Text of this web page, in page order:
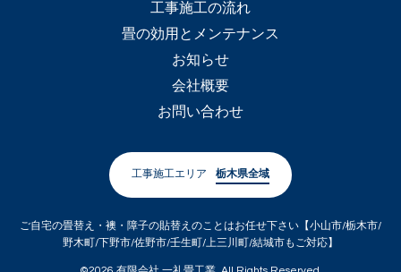
工事施工の流れ
畳の効用とメンテナンス
お知らせ
会社概要
お問い合わせ
工事施工エリア 栃木県全域
ご自宅の畳替え・襖・障子の貼替えのことはお任せ下さい【小山市/栃木市/
野木町/下野市/佐野市/壬生町/上三川町/結城市もご対応】